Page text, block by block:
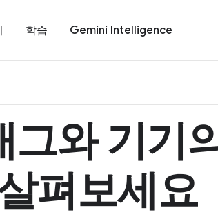
학습 Gemini Intelligence
그와 기기
펴보세요